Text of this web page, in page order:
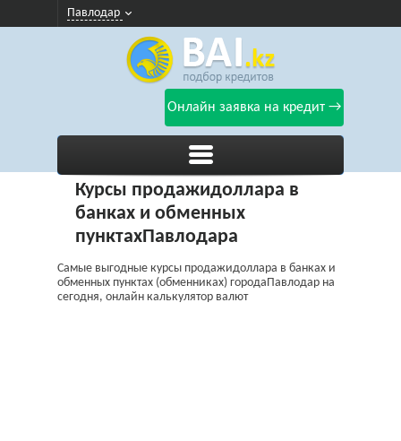
Павлодар
Онлайн заявка на кредит →
Курсы продажидоллара в
банках и обменных
пунктахПавлодара
Самые выгодные курсы продажидоллара в банках и
обменных пунктах (обменниках) городаПавлодар на
сегодня, онлайн калькулятор валют